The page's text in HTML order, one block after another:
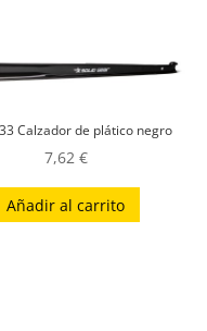
Calzador de plático negro
7,62 €
Añadir al carrito